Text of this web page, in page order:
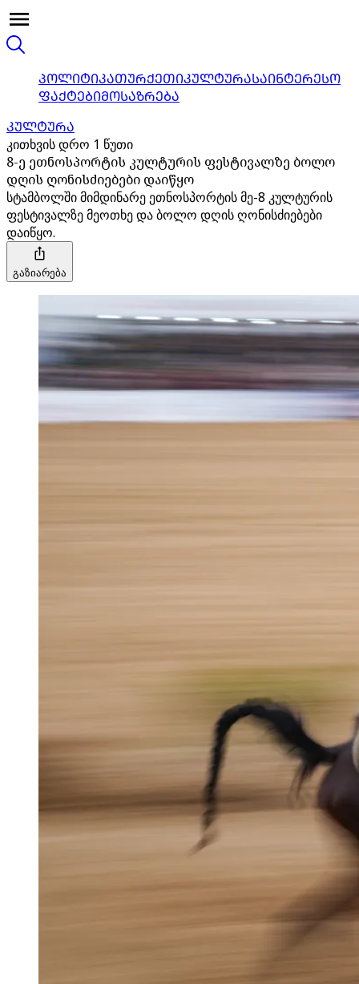
ᲞᲝᲚᲘᲢᲘᲙᲐᲗᲣᲠᲥᲔᲗᲘᲙᲣᲚᲢᲣᲠᲐᲡᲐᲘᲜᲢᲔᲠᲔᲡᲝ
ᲤᲐᲥᲢᲔᲑᲘᲛᲝᲡᲐᲖᲠᲔᲑᲐ
ᲙᲣᲚᲢᲣᲠᲐ
კითხვის დრო 1 წუთი
8-ე ეთნოსპორტის კულტურის ფესტივალზე ბოლო
დღის ღონისძიებები დაიწყო
სტამბოლში მიმდინარე ეთნოსპორტის მე-8 კულტურის
ფესტივალზე მეოთხე და ბოლო დღის ღონისძიებები
დაიწყო.
გაზიარება